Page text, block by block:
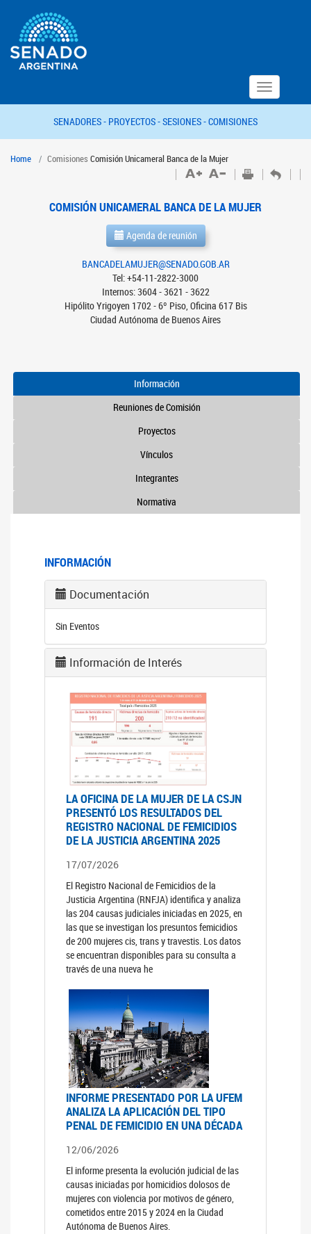
Toggle
navigation
SENADORES - PROYECTOS -SESIONES -COMISIONES
Home Comisiones Comisión Unicameral Banca de la Mujer
COMISIÓN UNICAMERAL BANCA DE LA MUJER
Agenda de reunión
BANCADELAMUJER@SENADO.GOB.AR
Tel: +54-11-2822-3000
Internos: 3604 - 3621 - 3622
Hipólito Yrigoyen 1702 - 6º Piso, Oficina 617 Bis
Ciudad Autónoma de Buenos Aires
Información
Reuniones de Comisión
Proyectos
Vínculos
Integrantes
Normativa
INFORMACIÓN
Documentación
Sin Eventos
Información de Interés
LA OFICINA DE LA MUJER DE LA CSJN
PRESENTÓ LOS RESULTADOS DEL
REGISTRO NACIONAL DE FEMICIDIOS
DE LA JUSTICIA ARGENTINA 2025
17/07/2026
El Registro Nacional de Femicidios de la
Justicia Argentina (RNFJA) identifica y analiza
las 204 causas judiciales iniciadas en 2025, en
las que se investigan los presuntos femicidios
de 200 mujeres cis, trans y travestis. Los datos
se encuentran disponibles para su consulta a
través de una nueva he
INFORME PRESENTADO POR LA UFEM
ANALIZA LA APLICACIÓN DEL TIPO
PENAL DE FEMICIDIO EN UNA DÉCADA
12/06/2026
El informe presenta la evolución judicial de las
causas iniciadas por homicidios dolosos de
mujeres con violencia por motivos de género,
cometidos entre 2015 y 2024 en la Ciudad
Autónoma de Buenos Aires.